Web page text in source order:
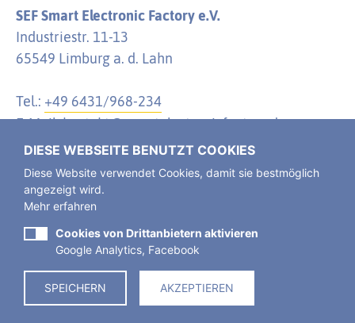
SEF Smart Electronic Factory e.V.
Industriestr. 11-13
65549 Limburg a. d. Lahn
Tel.: +49 6431/968-234
E-Mail:kontakt@smartelectronicfactory.de
Der SEF Smart Electronic Factory e. V. ist ein
des öffentlichen Rechts, eingetragen im
Vereinsregister Limburg a. d. Lahn.
Impressum Datenschutz
DIESE WEBSEITE BENUTZT COOKIES
Diese Website verwendet Cookies, damit sie bestmöglich
angezeigt wird.
Mehr erfahren
Cookies von Drittanbietern aktivieren
Google Analytics, Facebook
SPEICHERN AKZEPTIEREN